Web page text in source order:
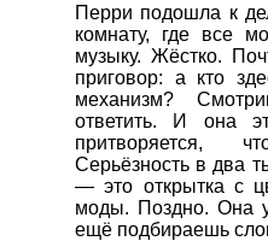
Перри подошла к
комнату, где все
музыку. Жёстко.
приговор: а кто
механизм?
ответить. И она
притворяется,
Серьёзность в два
— это открытка с
моды. Поздно. Она
ещё подбираешь